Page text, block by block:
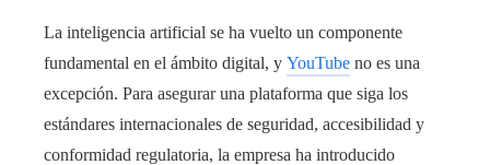
La inteligencia artificial se ha vuelto un componente
fundamental en el ámbito digital, y YouTube no es una
excepción. Para asegurar una plataforma que siga los
estándares internacionales de seguridad, accesibilidad y
conformidad regulatoria, la empresa ha introducido